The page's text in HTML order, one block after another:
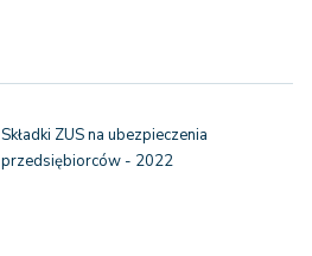
Składki ZUS na ubezpieczenia
przedsiębiorców - 2022